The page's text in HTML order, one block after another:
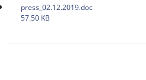
press_02.12.2019.doc
57.50 KB